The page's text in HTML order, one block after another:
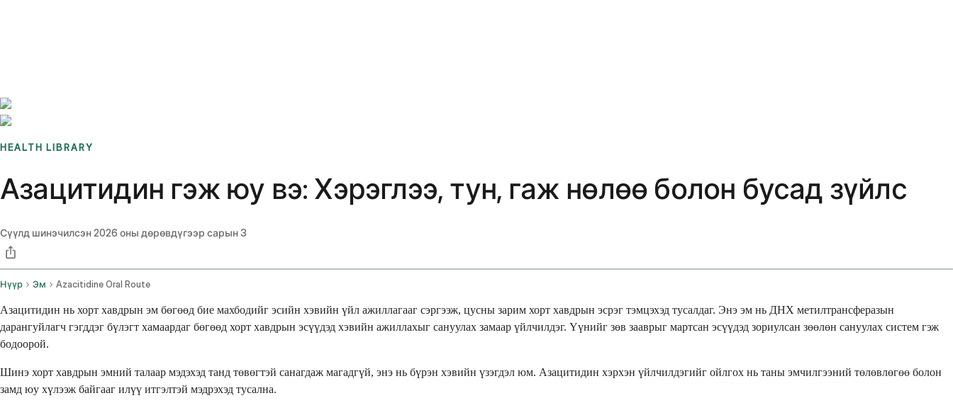
HEALTH LIBRARY
Азацитидин гэж юу вэ: Хэрэглээ, тун, гаж нөлөө болон бусад зүйлс
Сүүлд шинэчилсэн2026 оны дөрөвдүгээр сарын 3
Нүүр Эм Azacitidine Oral Route
Азацитидин нь хорт хавдрын эм бөгөөд бие махбодийг эсийн хэвийн үйл ажиллагааг сэргээж, цусны зарим хорт хавдрын эсрэг тэмцэхэд тусалдаг. Энэ эм нь ДНХ метилтрансферазын
дарангуйлагч гэгддэг бүлэгт хамаардаг бөгөөд хорт хавдрын эсүүдэд хэвийн ажиллахыг сануулах замаар үйлчилдэг. Үүнийг зөв зааврыг мартсан эсүүдэд зориулсан зөөлөн сануулах систем гэж
бодоорой.
Шинэ хорт хавдрын эмний талаар мэдэхэд танд төвөгтэй санагдаж магадгүй, энэ нь бүрэн хэвийн үзэгдэл юм. Азацитидин хэрхэн үйлчилдэгийг ойлгох нь таны эмчилгээний төлөвлөгөө болон
замд юу хүлээж байгааг илүү итгэлтэй мэдрэхэд тусална.